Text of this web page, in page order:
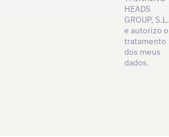
HEADS
GROUP, S.L.
e autorizo o
tratamento
dos meus
dados.